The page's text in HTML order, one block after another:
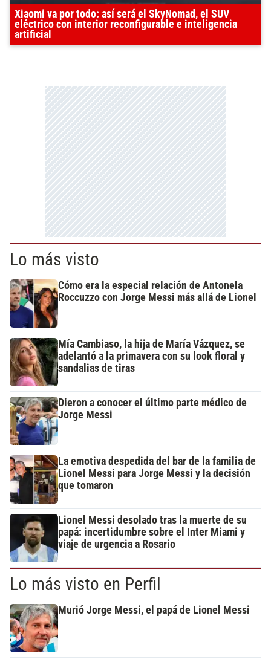
Xiaomi va por todo: así será el SkyNomad, el SUV
eléctrico con interior reconfigurable e inteligencia
artificial
Lo más visto
Cómo era la especial relación de Antonela
Roccuzzo con Jorge Messi más allá de Lionel
Mía Cambiaso, la hija de María Vázquez, se
adelantó a la primavera con su look floral y
sandalias de tiras
Dieron a conocer el último parte médico de
Jorge Messi
La emotiva despedida del bar de la familia de
Lionel Messi para Jorge Messi y la decisión
que tomaron
Lionel Messi desolado tras la muerte de su
papá: incertidumbre sobre el Inter Miami y
viaje de urgencia a Rosario
Lo más visto en Perfil
Murió Jorge Messi, el papá de Lionel Messi